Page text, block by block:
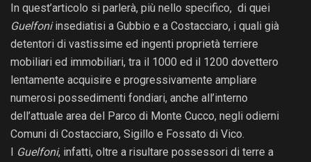
In quest’articolo si parlerà, più nello specifico, di quei
Guelfoniinsediatisi a Gubbio e a Costacciaro, i quali già
detentori di vastissime ed ingenti proprietà terriere
mobiliari ed immobiliari, tra il 1000 ed il 1200 dovettero
lentamente acquisire e progressivamente ampliare
numerosi possedimenti fondiari, anche all’interno
dell’attuale area del Parco di Monte Cucco, negli odierni
Comuni di Costacciaro, Sigillo e Fossato di Vico.
I Guelfoni, infatti, oltre a risultare possessori di terre a